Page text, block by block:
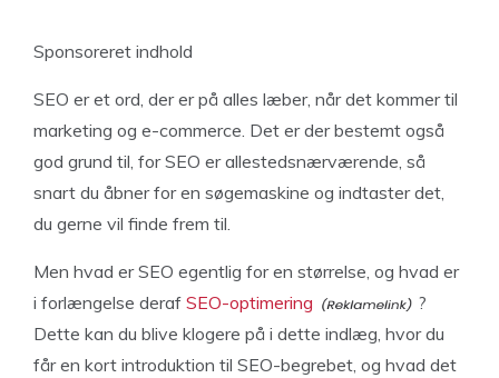
Sponsoreret indhold
SEO er et ord, der er på alles læber, når det kommer til
marketing og e-commerce. Det er der bestemt også
god grund til, for SEO er allestedsnærværende, så
snart du åbner for en søgemaskine og indtaster det,
du gerne vil finde frem til.
Men hvad er SEO egentlig for en størrelse, og hvad er
i forlængelse deraf SEO-optimering
?
Dette kan du blive klogere på i dette indlæg, hvor du
får en kort introduktion til SEO-begrebet, og hvad det